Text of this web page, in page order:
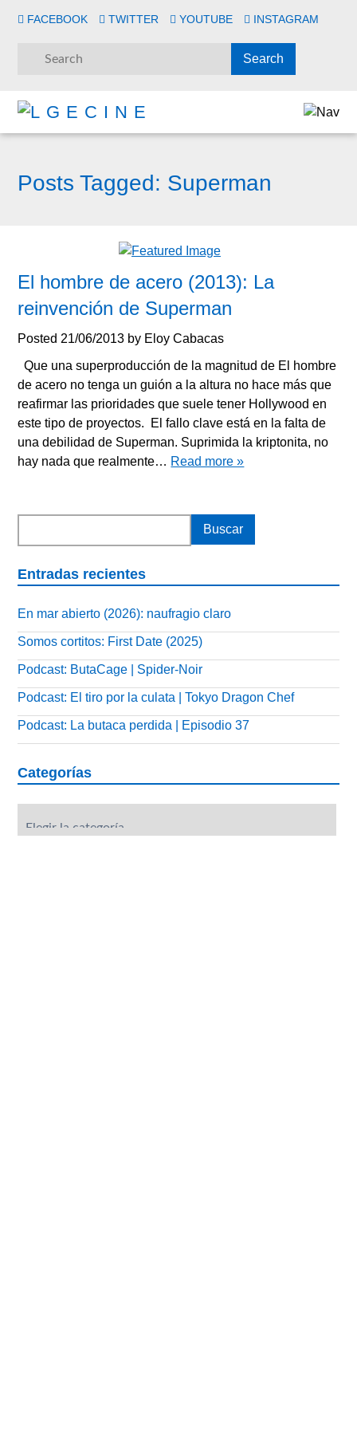
FACEBOOK TWITTER YOUTUBE INSTAGRAM
Posts Tagged: Superman
El hombre de acero (2013): La
reinvención de Superman
Posted 21/06/2013 by Eloy Cabacas
Que una superproducción de la magnitud de El hombre
de acero no tenga un guión a la altura no hace más que
reafirmar las prioridades que suele tener Hollywood en
este tipo de proyectos. El fallo clave está en la falta de
una debilidad de Superman. Suprimida la kriptonita, no
hay nada que realmente… Read more »
Entradas recientes
En mar abierto (2026): naufragio claro
Somos cortitos: First Date (2025)
Podcast: ButaCage | Spider-Noir
Podcast: El tiro por la culata | Tokyo Dragon Chef
Podcast: La butaca perdida | Episodio 37
Categorías